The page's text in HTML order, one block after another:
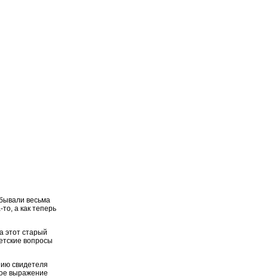
весьма
а как теперь
этот старый
вопросы
свидетеля
выражение